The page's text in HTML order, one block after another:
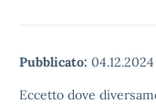
Pubblicato: 04.12.2024
Eccetto dove